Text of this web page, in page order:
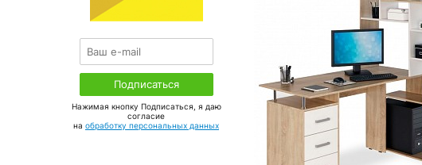
Нажимая кнопку Подписаться, я даю
соглаcие
на обработку персональных данных